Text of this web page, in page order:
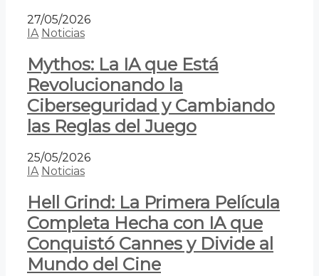
27/05/2026
IA Noticias
Mythos: La IA que Está
Revolucionando la
Ciberseguridad y Cambiando
las Reglas del Juego
25/05/2026
IA Noticias
Hell Grind: La Primera Película
Completa Hecha con IA que
Conquistó Cannes y Divide al
Mundo del Cine